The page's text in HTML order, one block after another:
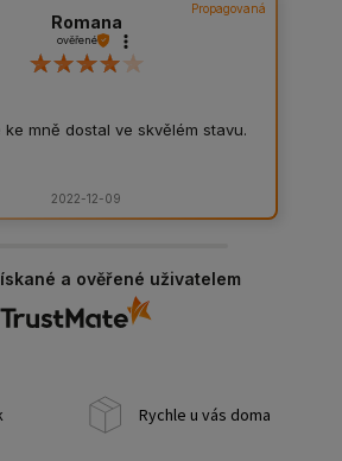
Propagovaná
Romana
ověřené
ke mně dostal ve skvělém stavu.
2022-12-09
a ověřené uživatelem
Rychle u vás doma